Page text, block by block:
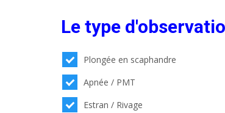
Le type
Plongée en scaphandre
Apnée / PMT
Estran / Rivage